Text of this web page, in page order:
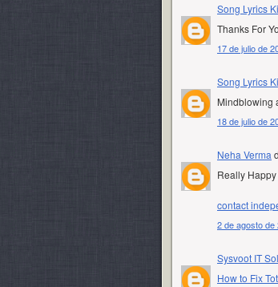
Song Lyrics
Thanks For
17 de julio de
Song Lyrics
Mindblowing
18 de julio de
Neha Verma
Really
contact
2 de agosto de
Sysvoot IT
How to Fix